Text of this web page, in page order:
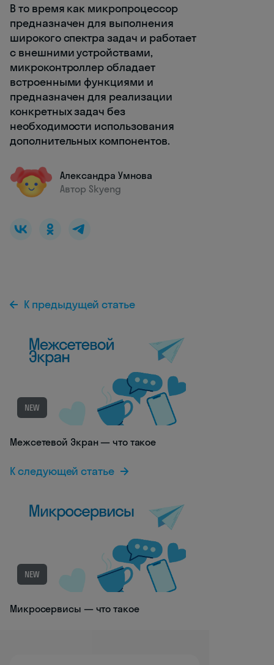
В то время как микропроцессор
предназначен для выполнения
широкого спектра задач и работает
с внешними устройствами,
микроконтроллер обладает
встроенными функциями и
предназначен для реализации
конкретных задач без
необходимости использования
дополнительных компонентов.
Александра Умнова
Автор Skyeng
К предыдущей статье
NEW
Межсетевой Экран — что такое
К следующей статье
NEW
Микросервисы — что такое